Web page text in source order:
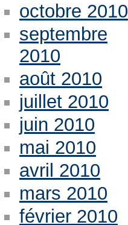
octobre 2010
septembre
2010
août 2010
juillet 2010
juin 2010
mai 2010
avril 2010
mars 2010
février 2010